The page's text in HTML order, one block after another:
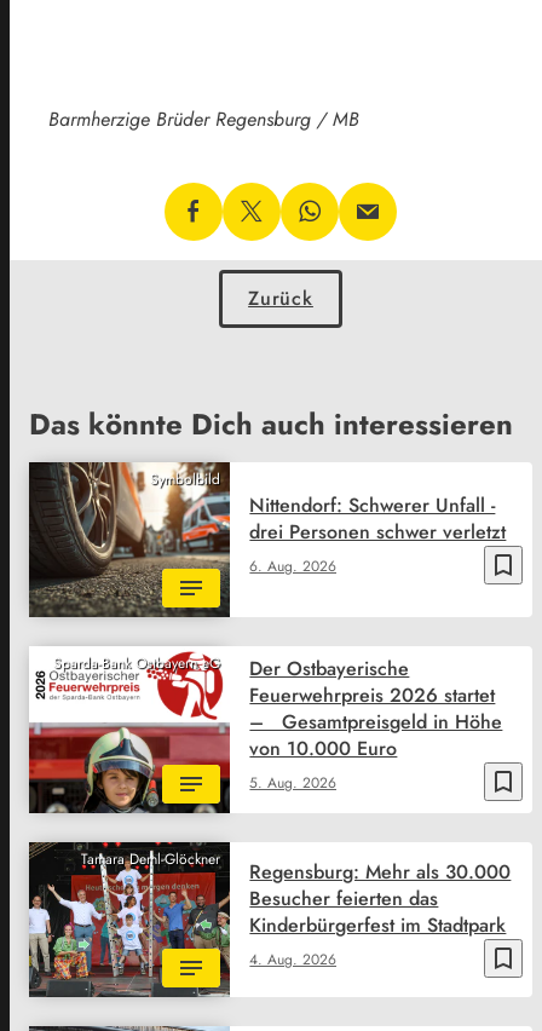
Barmherzige Brüder Regensburg / MB
Zurück
Das könnte Dich auch interessieren
Symbolbild
bookmark_border
6. Aug. 2026
Nittendorf: Schwerer Unfall -
drei Personen schwer verletzt
Sparda-Bank Ostbayern eG
bookmark_border
5. Aug. 2026
Der Ostbayerische
Feuerwehrpreis 2026 startet
– Gesamtpreisgeld in Höhe
von 10.000 Euro
Tamara Deml-Glöckner
bookmark_border
4. Aug. 2026
Regensburg: Mehr als 30.000
Besucher feierten das
Kinderbürgerfest im Stadtpark